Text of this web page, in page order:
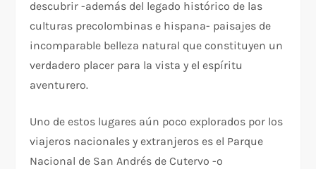
descubrir -además del legado histórico de las
culturas precolombinas e hispana- paisajes de
incomparable belleza natural que constituyen un
verdadero placer para la vista y el espíritu
aventurero.
Uno de estos lugares aún poco explorados por los
viajeros nacionales y extranjeros es el Parque
Nacional de San Andrés de Cutervo -o